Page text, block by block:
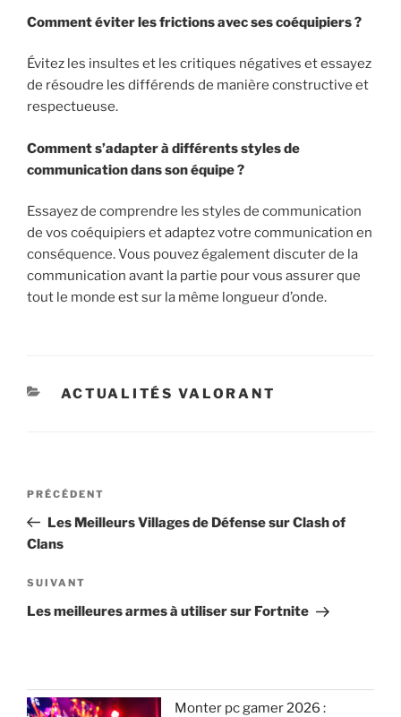
Comment éviter les frictions avec ses coéquipiers ?
Évitez les insultes et les critiques négatives et essayez
de résoudre les différends de manière constructive et
respectueuse.
Comment s’adapter à différents styles de
communication dans son équipe ?
Essayez de comprendre les styles de communication
de vos coéquipiers et adaptez votre communication en
conséquence. Vous pouvez également discuter de la
communication avant la partie pour vous assurer que
tout le monde est sur la même longueur d’onde.
CATÉGORIES
ACTUALITÉS VALORANT
Navigation
l’article
Article
précédent
PRÉCÉDENT
Les Meilleurs Villages de Défense sur Clash of
Clans
Article
suivant
SUIVANT
Les meilleures armes à utiliser sur Fortnite
Monter pc gamer 2026 :